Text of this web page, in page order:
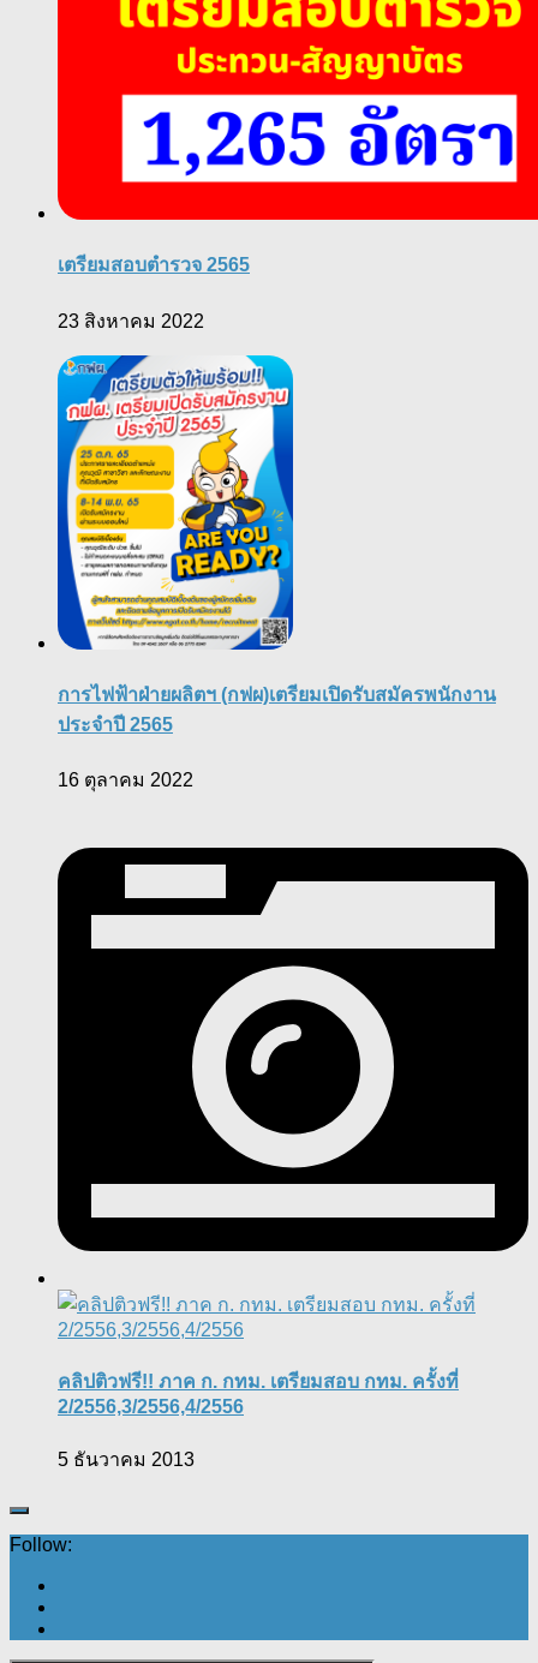
เตรียมสอบตำรวจ 2565
23 สิงหาคม 2022
การไฟฟ้าฝ่ายผลิตฯ (กฟผ)เตรียมเปิดรับสมัครพนักงาน
ประจําปี 2565
16 ตุลาคม 2022
คลิปติวฟรี!! ภาค ก. กทม. เตรียมสอบ กทม. ครั้งที่
2/2556,3/2556,4/2556
5 ธันวาคม 2013
Follow: